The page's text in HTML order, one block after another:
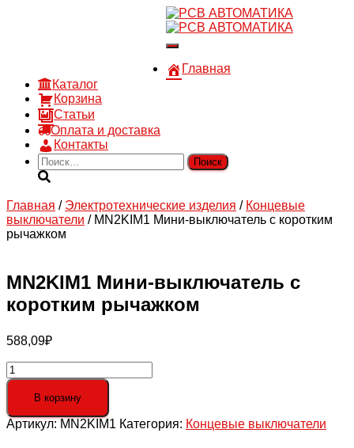
Войти
Переключить
навигацию
Главная
Каталог
Корзина
Статьи
Оплата и доставка
Контакты
Найти:
Главная / Электротехнические изделия / Концевые
выключатели / MN2KIM1 Мини-выключатель с коротким
рычажком
MN2KIM1 Мини-выключатель с
коротким рычажком
588,09₽
Количество
товара
MN2KIM1
Мини-
выключатель
В корзину
Артикул: MN2KIM1 Категория: Концевые выключатели